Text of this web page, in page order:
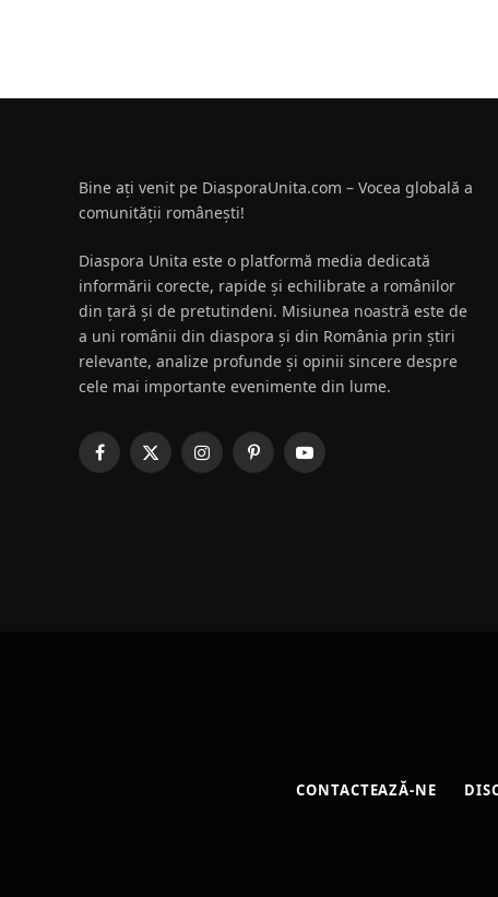
Bine ați venit pe DiasporaUnita.com – Vocea globală a
comunității românești!
Diaspora Unita este o platformă media dedicată
informării corecte, rapide și echilibrate a românilor
din țară și de pretutindeni. Misiunea noastră este de
a uni românii din diaspora și din România prin știri
relevante, analize profunde și opinii sincere despre
cele mai importante evenimente din lume.
Facebook
X
InstagramPinterestYouTube
CONTACTEAZĂ-NE